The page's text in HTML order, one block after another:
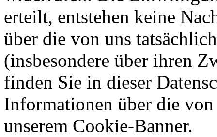
erteilt, entstehen keine
über die von uns
(insbesondere über ihren
finden Sie in dieser
Informationen über die
unserem Cookie-Banner.